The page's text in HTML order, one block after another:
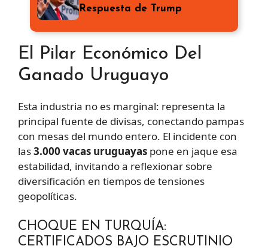
Respuesta de Trump
El Pilar Económico Del
Ganado Uruguayo
Esta industria no es marginal: representa la
principal fuente de divisas, conectando pampas
con mesas del mundo entero. El incidente con
las3.000 vacas uruguayas pone en jaque esa
estabilidad, invitando a reflexionar sobre
diversificación en tiempos de tensiones
geopolíticas.
CHOQUE EN TURQUÍA:
CERTIFICADOS BAJO ESCRUTINIO